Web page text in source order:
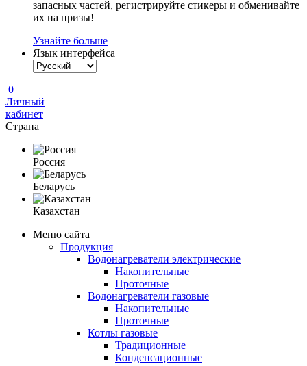
запасных частей, регистрируйте стикеры и обменивайте
их на призы!
Узнайте больше
Язык интерфейса
0
Личный
кабинет
Страна
Россия
Беларусь
Казахстан
Меню сайта
Продукция
Водонагреватели электрические
Накопительные
Проточные
Водонагреватели газовые
Накопительные
Проточные
Котлы газовые
Традиционные
Конденсационные